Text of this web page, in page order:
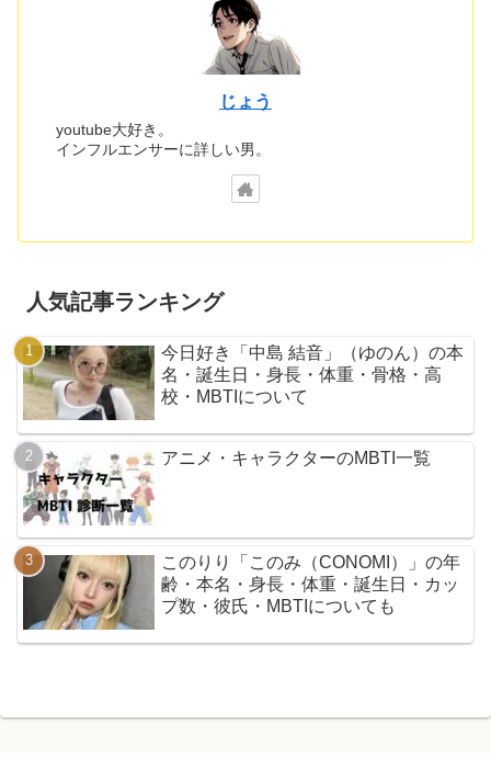
じょう
youtube大好き。
インフルエンサーに詳しい男。
人気記事ランキング
今日好き「中島 結音」（ゆのん）の本
名・誕生日・身長・体重・骨格・高
校・MBTIについて
アニメ・キャラクターのMBTI一覧
このりり「このみ（CONOMI）」の年
齢・本名・身長・体重・誕生日・カッ
プ数・彼氏・MBTIについても